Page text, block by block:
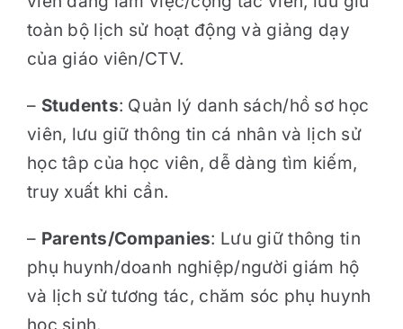
toàn bộ lịch sử hoạt động và giảng dạy
của giáo viên/CTV.
– Students: Quản lý danh sách/hồ sơ học
viên, lưu giữ thông tin cá nhân và lịch sử
học tâp của học viên, dễ dàng tìm kiếm,
truy xuất khi cần.
– Parents/Companies: Lưu giữ thông tin
phụ huynh/doanh nghiệp/người giám hộ
và lịch sử tương tác, chăm sóc phụ huynh
học sinh.